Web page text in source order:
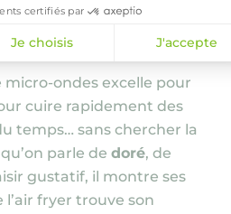
certifiés par
Je choisis J'accepte
ou cuire certains
micro‑ondes excelle pour
cuire rapidement des
temps… sans chercher la
parle de doré, de
gustatif, il montre ses
l’air fryer trouve son